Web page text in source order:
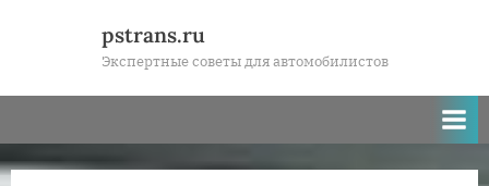
pstrans.ru
Экспертные советы для автомобилистов